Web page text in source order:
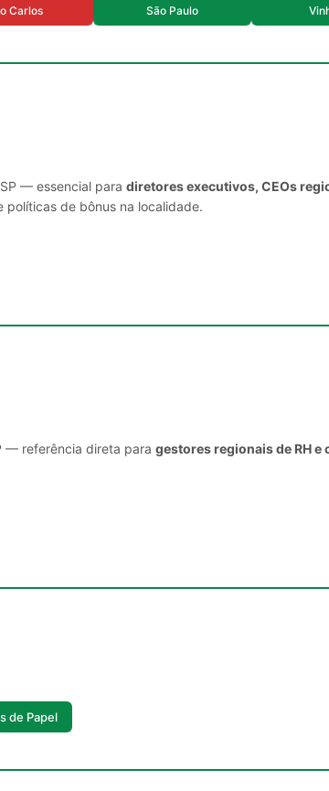
Carlos São Paulo
— essencial para diretores executivos, CEOs
políticas de bônus na localidade.
— referência direta para gestores regionais de RH e
de Papel